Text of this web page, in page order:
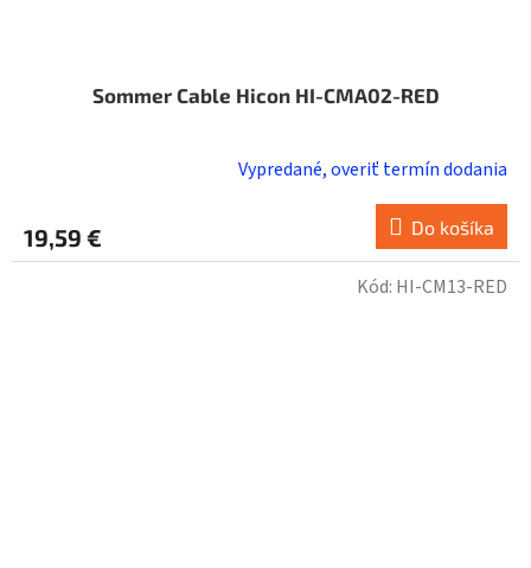
Sommer Cable Hicon HI-CMA02-RED
Vypredané, overiť termín dodania
19,59 € Do košíka
Kód: HI-CM13-RED